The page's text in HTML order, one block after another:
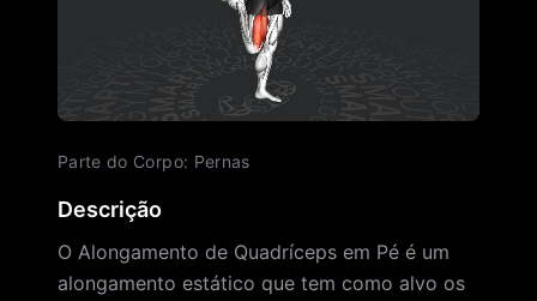
Parte do Corpo: Pernas
Descrição
O Alongamento de Quadríceps em Pé é um
alongamento estático que tem como alvo os